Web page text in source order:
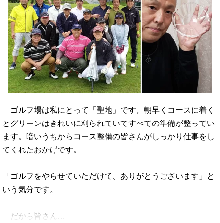
ゴルフ場は私にとって「聖地」です。朝早くコースに着く
とグリーンはきれいに刈られていてすべての準備が整ってい
ます。暗いうちからコース整備の皆さんがしっかり仕事をし
てくれたおかげです。
「ゴルフをやらせていただけて、ありがとうございます」と
いう気分です。
だから皆さん…